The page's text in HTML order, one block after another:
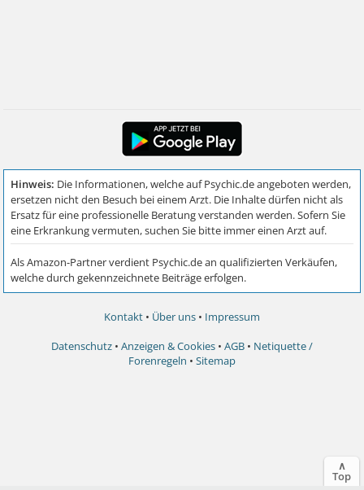
Kontakt • Über uns • Impressum
Datenschutz • Anzeigen & Cookies • AGB • Netiquette /
Forenregeln • Sitemap
∧
Top